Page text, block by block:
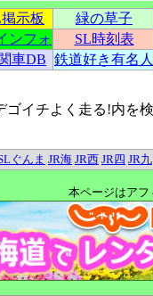
示板 緑の草子
ンフォ SL時刻表
車DB 鉄道好き有名人
ゴイチよく走る!内を
ぐんま JR海 JR西 JR四 JR九
本ページはア